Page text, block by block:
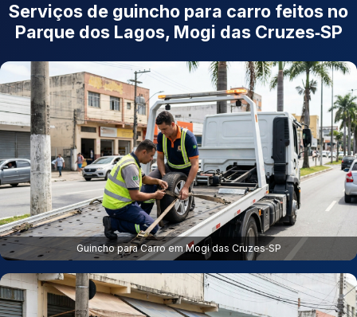
Serviços de guincho para carro feitos no
Parque dos Lagos, Mogi das Cruzes‑SP
Guincho para Carro em Mogi das Cruzes‑SP